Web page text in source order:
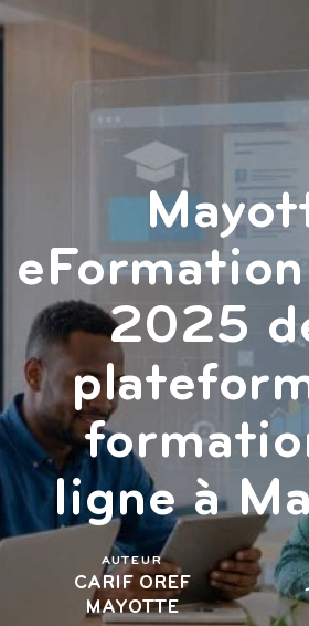
2025
ligne à
AUTEUR
CARIF OREF
MAYOTTE